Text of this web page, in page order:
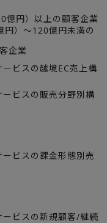
億円）以上の顧客企業
円）～120億円未満の
企業
ビスの越境EC売上構
ビスの販売分野別構
ビスの課金形態別売
ビスの新規顧客/継続